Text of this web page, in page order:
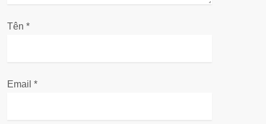
i
t
Tên *
Email *